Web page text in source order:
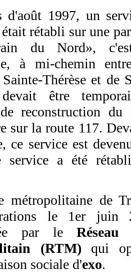
d'août 1997, un
rétabli sur une
du Nord»,
à mi-chemin
Thérèse et de
être
reconstruction
sur la route 117.
ce service est
service a été
métropolitaine de
le 1er juin
par le
(RTM) qui
sociale d'exo.